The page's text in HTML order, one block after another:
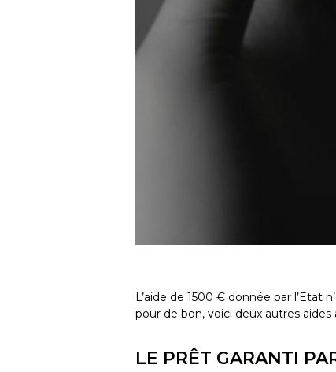
L’aide de 1500 € donnée par l’Etat
pour de bon, voici deux autres
LE PRÊT GARANTI